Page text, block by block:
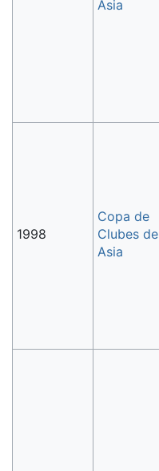
Asia
1998
Copa de
Clubes de
Asia